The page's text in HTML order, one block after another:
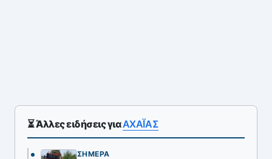
⏳ Άλλες ειδήσεις γιαΑΧΑΪ́ΑΣ
ΣΉΜΕΡΑ